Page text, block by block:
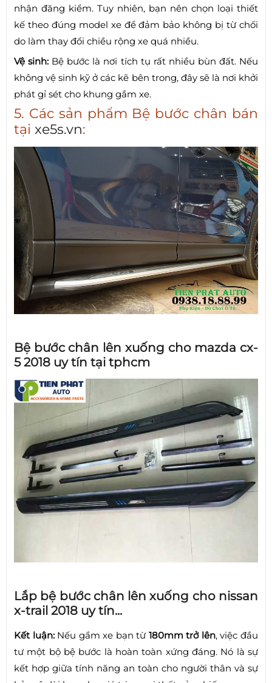
nhận đăng kiểm. Tuy nhiên, bạn nên chọn loại thiết
kế theo đúng model xe để đảm bảo không bị từ chối
do làm thay đổi chiều rộng xe quá nhiều.
Vệ sinh: Bệ bước là nơi tích tụ rất nhiều bùn đất. Nếu
không vệ sinh kỹ ở các kẽ bên trong, đây sẽ là nơi khởi
phát gỉ sét cho khung gầm xe.
5. Các sản phẩm Bệ bước chân bán
tại xe5s.vn:
Bệ bước chân lên xuống cho mazda cx-
5 2018 uy tín tại tphcm
Lắp bệ bước chân lên xuống cho nissan
x-trail 2018 uy tín...
Kết luận:Nếu gầm xe bạn từ 180mm trở lên, việc đầu
tư một bộ bệ bước là hoàn toàn xứng đáng. Nó là sự
kết hợp giữa tính năng an toàn cho người thân và sự